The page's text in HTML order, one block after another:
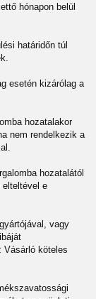
hónapon belül
határidőn túl
esetén kizárólag a
hozatalakor
nem rendelkezik a
hozatalától
e
vagy
Vásárló köteles